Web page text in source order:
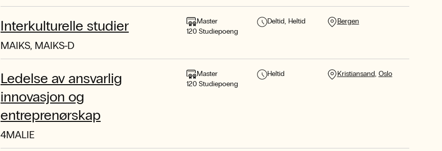
Interkulturelle studier
MAIKS, MAIKS-D
Master
120 Studiepoeng
Deltid Heltid Bergen
Ledelse av ansvarlig
innovasjon og
entreprenørskap
4MALIE
Master
120 Studiepoeng
Heltid Kristiansand Oslo